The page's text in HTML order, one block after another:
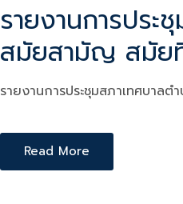
S
T
E
D
รายงานการปร
สมัยสามัญ สมัย
รายงานการประชุมสภาเทศบาล
Read More